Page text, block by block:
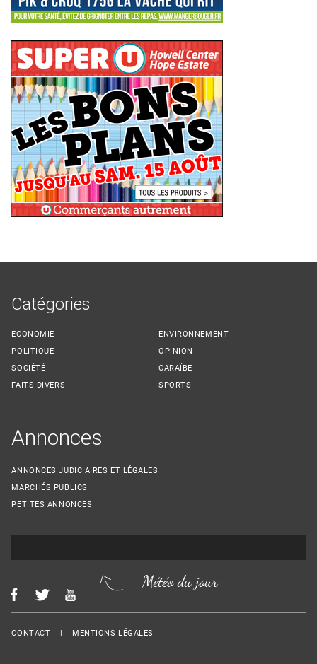
Catégories
ECONOMIE
POLITIQUE
SOCIÉTÉ
FAITS DIVERS
ENVIRONNEMENT
OPINION
CARAÏBE
SPORTS
Annonces
ANNONCES JUDICIAIRES ET LÉGALES
MARCHÉS PUBLICS
PETITES ANNONCES
Météo du jour
Menu Footer
CONTACT MENTIONS LÉGALES